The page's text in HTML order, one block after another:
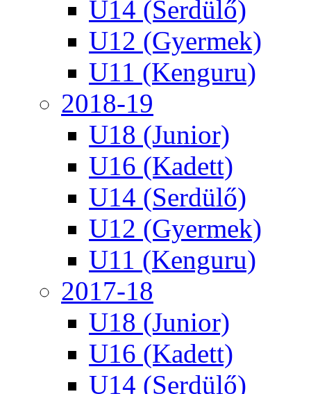
U14 (Serdülő)
U12 (Gyermek)
U11 (Kenguru)
2018-19
U18 (Junior)
U16 (Kadett)
U14 (Serdülő)
U12 (Gyermek)
U11 (Kenguru)
2017-18
U18 (Junior)
U16 (Kadett)
U14 (Serdülő)